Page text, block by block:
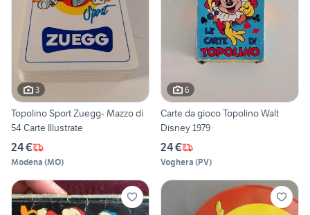
3
Topolino Sport Zuegg- Mazzo di
54 Carte Illustrate
24 €
Modena (MO)
6
Carte da gioco Topolino Walt
Disney 1979
24 €
Voghera (PV)